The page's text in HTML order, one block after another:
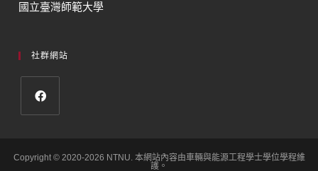
國立臺灣師範大學
社群網站
Copyright © 2020-2026 NTNU. 本網站內容由車輛與能源工程學士學位學程維
護。